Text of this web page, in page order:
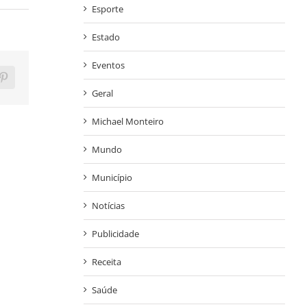
Pinterest
Esporte
Estado
Eventos
Geral
Michael Monteiro
Mundo
Município
Notícias
Publicidade
Receita
Saúde